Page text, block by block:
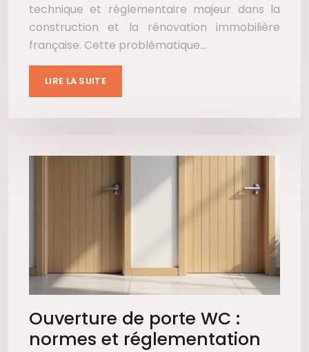
technique et réglementaire majeur dans la
construction et la rénovation immobilière
française. Cette problématique…
LIRE LA SUITE
Ouverture de porte WC :
normes et réglementation